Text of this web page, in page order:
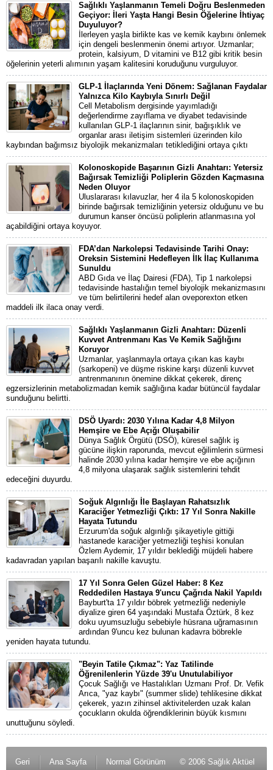
Sağlıklı Yaşlanmanın Temeli Doğru Beslenmeden
Geçiyor: İleri Yaşta Hangi Besin Öğelerine İhtiyaç
Duyuluyor?
İlerleyen yaşla birlikte kas ve kemik kaybını önlemek
için dengeli beslenmenin önemi artıyor. Uzmanlar;
protein, kalsiyum, D vitamini ve B12 gibi kritik besin
öğelerinin yeterli alımının yaşam kalitesini koruduğunu vurguluyor.
GLP-1 İlaçlarında Yeni Dönem: Sağlanan Faydalar
Yalnızca Kilo Kaybıyla Sınırlı Değil
Cell Metabolism dergisinde yayımladığı
değerlendirme zayıflama ve diyabet tedavisinde
kullanılan GLP-1 ilaçlarının sinir, bağışıklık ve
organlar arası iletişim sistemleri üzerinden kilo
kaybından bağımsız biyolojik mekanizmaları tetiklediğini ortaya çıktı
Kolonoskopide Başarının Gizli Anahtarı: Yetersiz
Bağırsak Temizliği Poliplerin Gözden Kaçmasına
Neden Oluyor
Uluslararası kılavuzlar, her 4 ila 5 kolonoskopiden
birinde bağırsak temizliğinin yetersiz olduğunu ve bu
durumun kanser öncüsü poliplerin atlanmasına yol
açabildiğini ortaya koyuyor.
FDA’dan Narkolepsi Tedavisinde Tarihi Onay:
Oreksin Sistemini Hedefleyen İlk İlaç Kullanıma
Sunuldu
ABD Gıda ve İlaç Dairesi (FDA), Tip 1 narkolepsi
tedavisinde hastalığın temel biyolojik mekanizmasını
ve tüm belirtilerini hedef alan oveporexton etken
maddeli ilk ilaca onay verdi.
Sağlıklı Yaşlanmanın Gizli Anahtarı: Düzenli
Kuvvet Antrenmanı Kas Ve Kemik Sağlığını
Koruyor
Uzmanlar, yaşlanmayla ortaya çıkan kas kaybı
(sarkopeni) ve düşme riskine karşı düzenli kuvvet
antrenmanının önemine dikkat çekerek, direnç
egzersizlerinin metabolizmadan kemik sağlığına kadar bütüncül faydalar
sunduğunu belirtti.
DSÖ Uyardı: 2030 Yılına Kadar 4,8 Milyon
Hemşire ve Ebe Açığı Oluşabilir
Dünya Sağlık Örgütü (DSÖ), küresel sağlık iş
gücüne ilişkin raporunda, mevcut eğilimlerin sürmesi
halinde 2030 yılına kadar hemşire ve ebe açığının
4,8 milyona ulaşarak sağlık sistemlerini tehdit
edeceğini duyurdu.
Soğuk Algınlığı İle Başlayan Rahatsızlık
Karaciğer Yetmezliği Çıktı: 17 Yıl Sonra Nakille
Hayata Tutundu
Erzurum'da soğuk algınlığı şikayetiyle gittiği
hastanede karaciğer yetmezliği teşhisi konulan
Özlem Aydemir, 17 yıldır beklediği müjdeli habere
kadavradan yapılan başarılı nakille kavuştu.
17 Yıl Sonra Gelen Güzel Haber: 8 Kez
Reddedilen Hastaya 9'uncu Çağrıda Nakil Yapıldı
Bayburt'ta 17 yıldır böbrek yetmezliği nedeniyle
diyalize giren 64 yaşındaki Mustafa Öztürk, 8 kez
doku uyumsuzluğu sebebiyle hüsrana uğramasının
ardından 9'uncu kez bulunan kadavra böbrekle
yeniden hayata tutundu.
"Beyin Tatile Çıkmaz": Yaz Tatilinde
Öğrenilenlerin Yüzde 39'u Unutulabiliyor
Çocuk Sağlığı ve Hastalıkları Uzmanı Prof. Dr. Vefik
Arıca, "yaz kaybı" (summer slide) tehlikesine dikkat
çekerek, yazın zihinsel aktivitelerden uzak kalan
çocukların okulda öğrendiklerinin büyük kısmını
unuttuğunu söyledi.
Geri Ana Sayfa Normal Görünüm © 2006 Sağlık Aktüel